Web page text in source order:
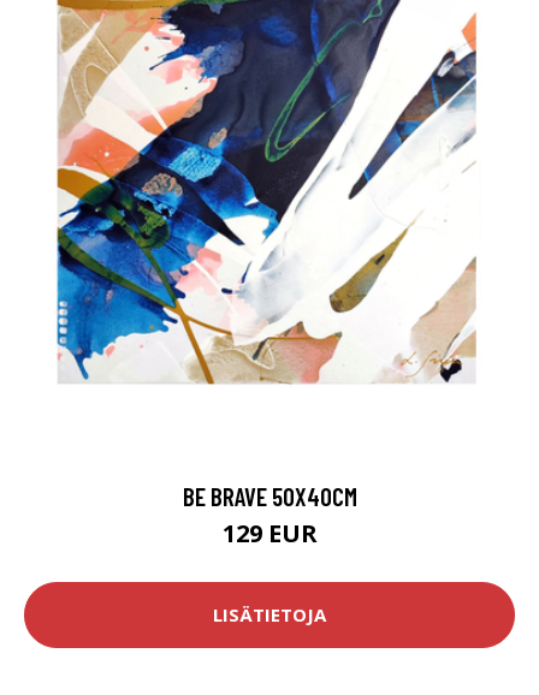
BE BRAVE 50X40CM
129 EUR
LISÄTIETOJA